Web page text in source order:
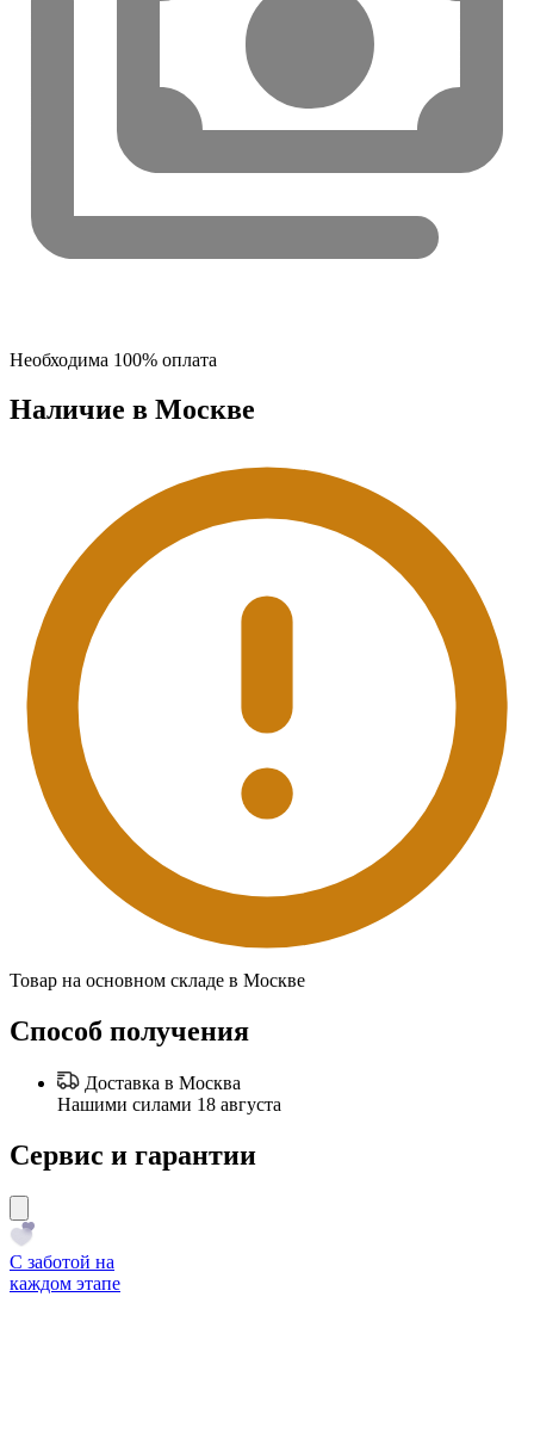
Необходима 100% оплата
Наличие в Москвe
Товар на основном складе в Москве
Способ получения
Доставка в Москва
Нашими силами 18 августа
Сервис и гарантии
С заботой на
каждом этапе